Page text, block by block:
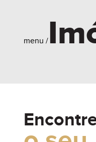
menu /